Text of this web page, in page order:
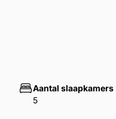
Aantal slaapkamers
5